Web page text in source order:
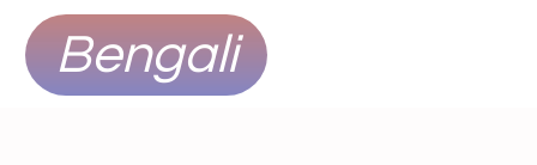
Bengali